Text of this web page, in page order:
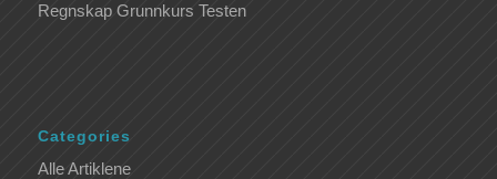
Regnskap Grunnkurs Testen
Categories
Alle Artiklene